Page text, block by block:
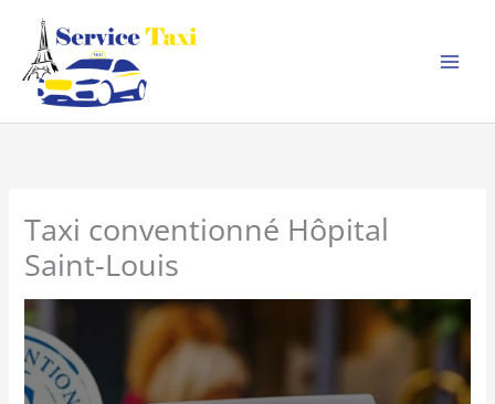
contenu
Taxi conventionné Hôpital
Saint-Louis